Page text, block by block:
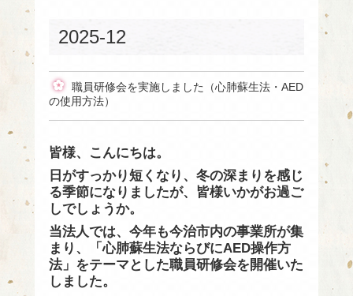
2025-12
職員研修会を実施しました（心肺蘇生法・AED
の使用方法）
皆様、こんにちは。
日がすっかり短くなり、冬の深まりを感じ
る季節になりましたが、皆様いかがお過ご
しでしょうか。
当法人では、今年も今治市内の事業所が集
まり、「心肺蘇生法ならびにAED操作方
法」をテーマとした職員研修会を開催いた
しました。